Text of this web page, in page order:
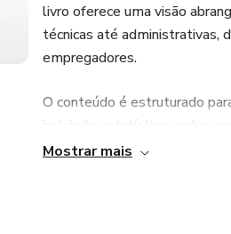
livro oferece uma visão
técnicas até administrativas,
empregadores.
O conteúdo é estruturado
incluindo estatísticas sobre
futuras. Depoimentos de
Mostrar mais